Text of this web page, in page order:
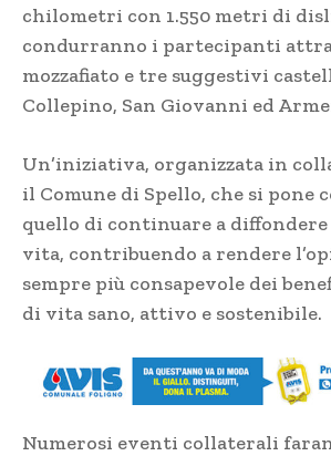
chilometri con 1.550 metri di
condurranno i partecipanti
mozzafiato e tre suggestivi
Collepino, San Giovanni ed
Un’iniziativa, organizzata in
il Comune di Spello, che si pone
quello di continuare a
vita, contribuendo a rendere
sempre più consapevole dei
di vita sano, attivo e sostenibile.
Numerosi eventi collaterali